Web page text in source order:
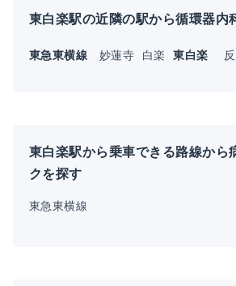
東白楽駅の近隣の駅から循環器内
東急東横線 妙蓮寺 白楽 東白楽
東白楽駅から乗車できる路線から
クを探す
東急東横線